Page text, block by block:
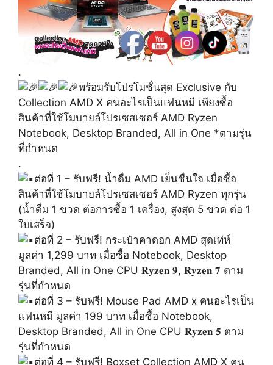
.
พร้อมรับโปรโมชั่นสุด Exclusive กับ
Collection AMD X คนอะไรเป็นแฟนหมี เพียงซื้อ
สินค้าที่ใช้โมบายล์โปรเซสเซอร์ AMD Ryzen
Notebook, Desktop Branded, All in One *ตามรุ่น
ที่กำหนด
.
ต่อที่ 1 – รับฟรี! น้ำดื่ม AMD เย็นชื่นใจ เมื่อซื้อ
สินค้าที่ใช้โมบายล์โปรเซสเซอร์ AMD Ryzen ทุกรุ่น
(น้ำดื่ม 1 ขวด ต่อการซื้อ 1 เครื่อง, สูงสุด 5 ขวด ต่อ 1
ใบเสร็จ)
ต่อที่ 2 – รับฟรี! กระเป๋าคาดอก AMD สุดเท่ห์
มูลค่า 1,299 บาท เมื่อซื้อ Notebook, Desktop
Branded, All in One CPU 𝐑𝐲𝐳𝐞𝐧 𝟗, 𝐑𝐲𝐳𝐞𝐧 𝟕 ตาม
รุ่นที่กำหนด
ต่อที่ 3 – รับฟรี! Mouse Pad AMD x คนอะไรเป็น
แฟนหมี มูลค่า 199 บาท เมื่อซื้อ Notebook,
Desktop Branded, All in One CPU 𝐑𝐲𝐳𝐞𝐧 𝟓 ตาม
รุ่นที่กำหนด
ต่อที่ 4 – รับฟรี! Boxset Collection AMD X คน